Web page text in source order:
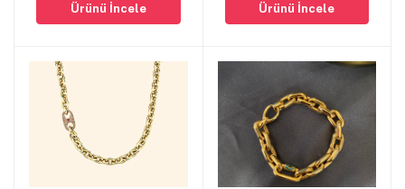
Ürünü İncele Ürünü İncele